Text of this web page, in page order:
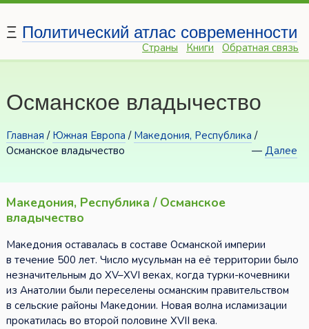
Ξ Политический атлас современности
Страны Книги Обратная связь
Османское владычество
Главная / Южная Европа / Македония, Республика /
Османское владычество
—Далее
Македония, Республика / Османское
владычество
Македония оставалась в составе Османской империи
в течение 500 лет. Число мусульман на её территории было
незначительным до XV–XVI веках, когда турки-кочевники
из Анатолии были переселены османским правительством
в сельские районы Македонии. Новая волна исламизации
прокатилась во второй половине XVII века.